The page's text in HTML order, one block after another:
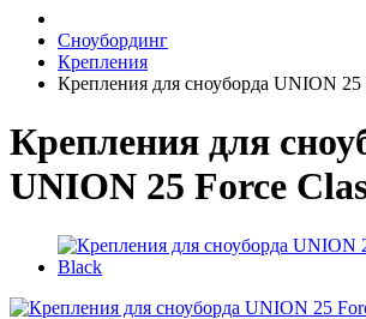
Сноубординг
Крепления
Крепления для сноуборда UNION 25
Крепления для
UNION 25 Force